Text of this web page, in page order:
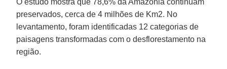
preservados, cerca de 4 milhões de Km2. No
levantamento, foram identificadas 12 categorias de
paisagens transformadas com o desflorestamento na
região.